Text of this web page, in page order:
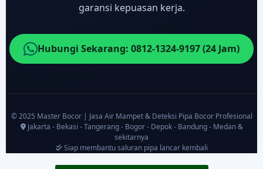
garansi kepuasan kerja.
Hubungi Sekarang: 0812-1324-9197 (24 Jam)
© 2025 Master Bocor | Jasa Air Mampet & Deteksi Pipa Bocor Profesional
Jakarta - Bekasi - Tangerang - Bogor - Depok - Bandung - Medan &
sekitarnya
Siap membantu saluran pipa lancar kembali